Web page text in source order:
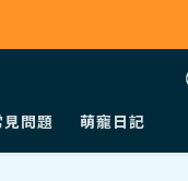
見問題 萌寵日記